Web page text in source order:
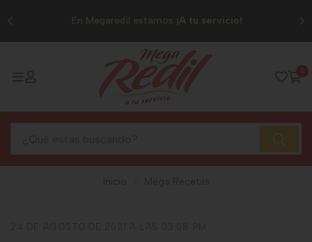
En Megaredil estamos ¡A tu servicio!
0